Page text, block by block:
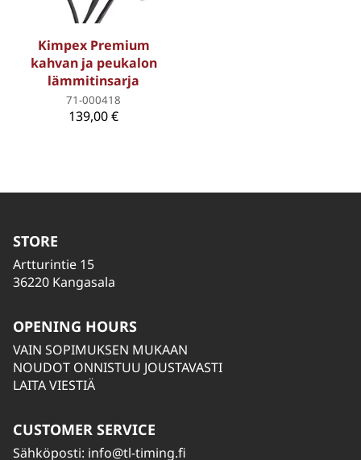
Kimpex Premium
kahvan ja peukalon
lämmitinsarja
71-000418
139,00 €
STORE
Artturintie 15
36220 Kangasala
OPENING HOURS
VAIN SOPIMUKSEN MUKAAN
NOUDOT ONNISTUU JOUSTAVASTI
LAITA VIESTIÄ
CUSTOMER SERVICE
Sähköposti: info@tl-timing.fi